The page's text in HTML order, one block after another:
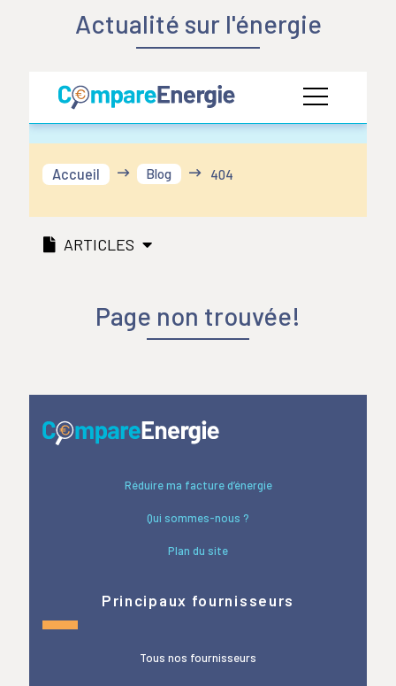
Actualité sur l'énergie
Accueil Blog  404
ARTICLES
Page non trouvée!
Réduire ma facture d’énergie
Qui sommes-nous ?
Plan du site
Principaux fournisseurs
Tous nos fournisseurs